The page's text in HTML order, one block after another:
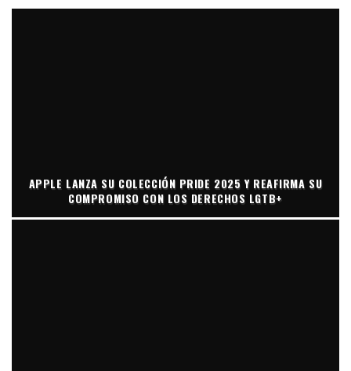
APPLE LANZA SU COLECCIÓN PRIDE 2025 Y REAFIRMA SU
COMPROMISO CON LOS DERECHOS LGTB+